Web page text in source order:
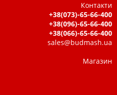
Контакти
+38(073)-65-66-400
+38(096)-65-66-400
+38(066)-65-66-400
sales@budmash.ua
Магазин